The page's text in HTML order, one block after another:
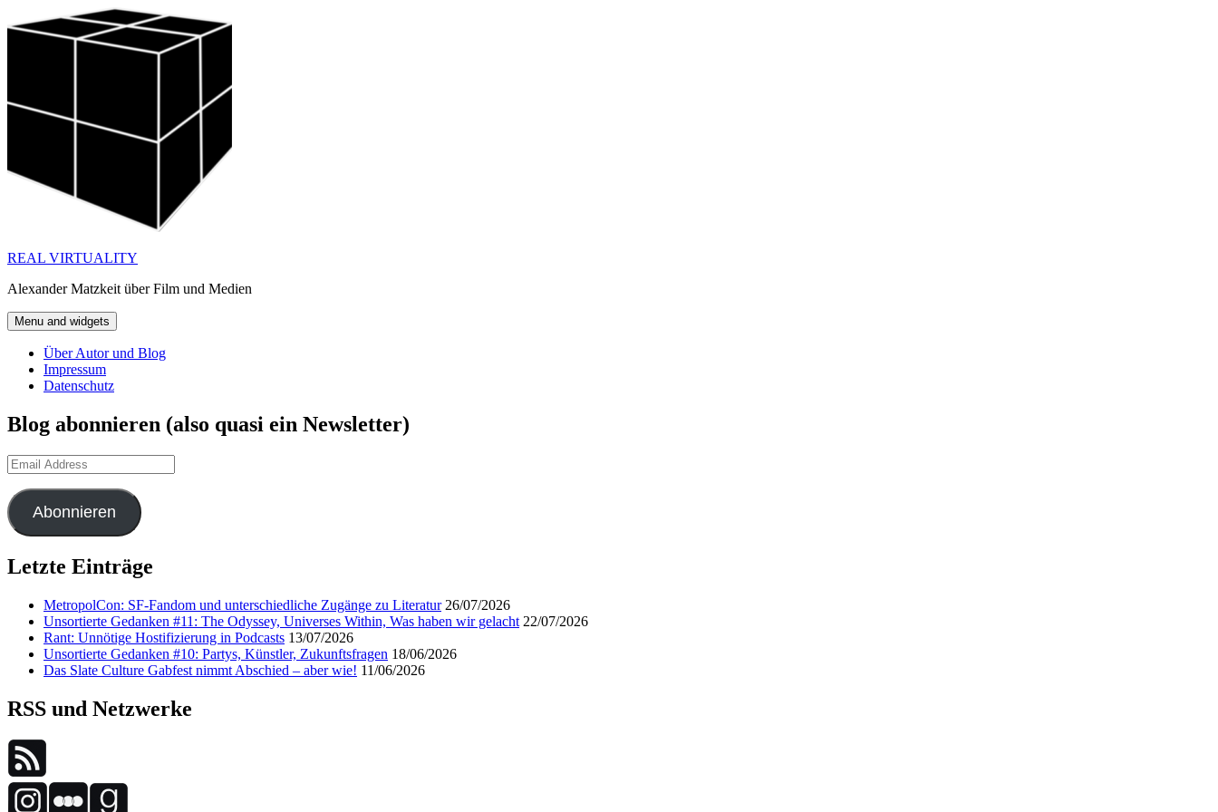
to
REAL VIRTUALITY
Alexander Matzkeit über Film und Medien
Menu and widgets
Über Autor und Blog
Impressum
Datenschutz
Blog abonnieren (also quasi ein Newsletter)
Email
Address
Abonnieren
Letzte Einträge
MetropolCon: SF-Fandom und unterschiedliche Zugänge zu Literatur 26/07/2026
Unsortierte Gedanken #11: The Odyssey, Universes Within, Was haben wir gelacht 22/07/2026
Rant: Unnötige Hostifizierung in Podcasts 13/07/2026
Unsortierte Gedanken #10: Partys, Künstler, Zukunftsfragen 18/06/2026
Das Slate Culture Gabfest nimmt Abschied – aber wie! 11/06/2026
RSS und Netzwerke